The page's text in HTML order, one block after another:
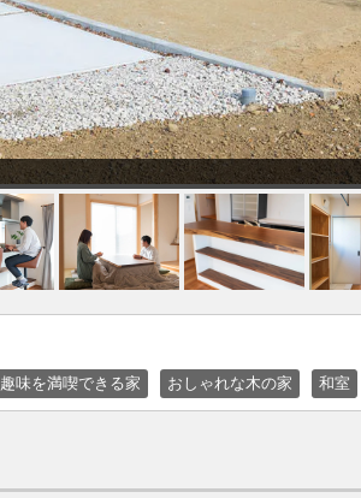
趣味を満喫できる家 おしゃれな木の家 和室